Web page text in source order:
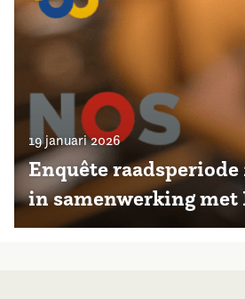
19 januari 2026
Enquête raadsperiode
in samenwerking met